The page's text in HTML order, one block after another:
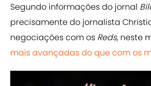
Segundo informações do jornal
precisamente do jornalista
negociações com os Reds, neste
mais avançadas do que com os